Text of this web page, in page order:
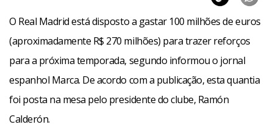
O Real Madrid está disposto a gastar 100 milhões de euros
(aproximadamente R$ 270 milhões) para trazer reforços
para a próxima temporada, segundo informou o jornal
espanhol Marca. De acordo com a publicação, esta quantia
foi posta na mesa pelo presidente do clube, Ramón
Calderón.